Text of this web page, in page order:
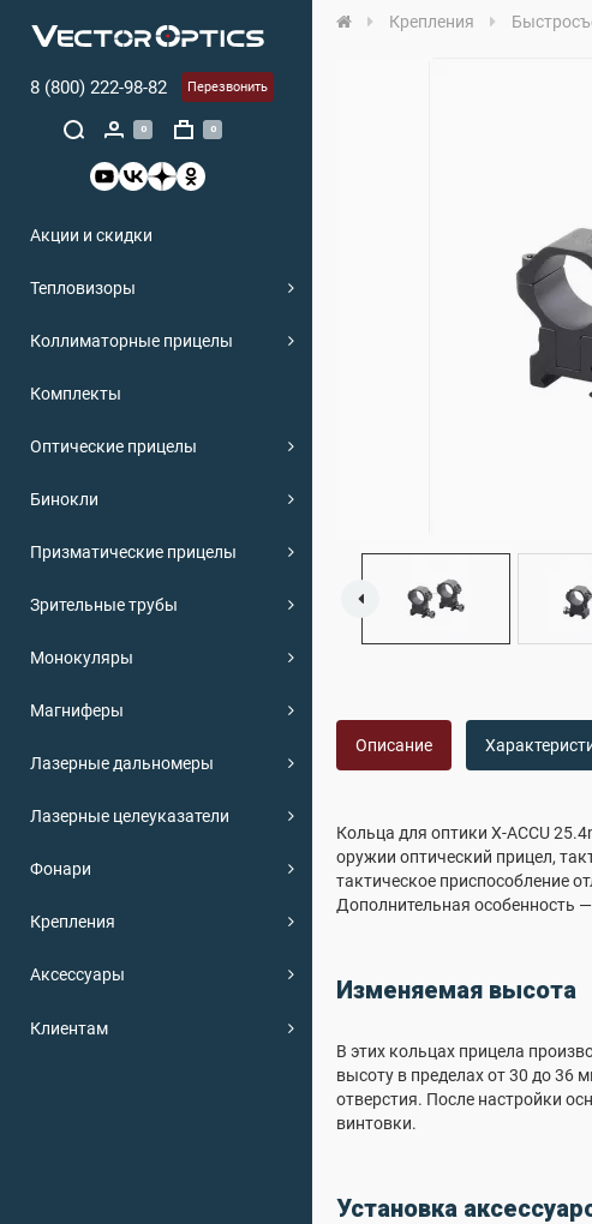
8 (800) 222-98-82 Перезвонить
0 0
Акции и скидки
Тепловизоры
Коллиматорные прицелы
Комплекты
Оптические прицелы
Бинокли
Призматические прицелы
Зрительные трубы
Монокуляры
Магниферы
Лазерные дальномеры
Лазерные целеуказатели
Фонари
Крепления
Аксессуары
Клиентам
Крепления
Описание
Кольца для оптики X-ACCU
оружии оптический прицел,
тактическое приспособление
Дополнительная особенность
Изменяемая высота
В этих кольцах прицела
высоту в пределах от 30 до 36
отверстия. После настройки
винтовки.
Установка